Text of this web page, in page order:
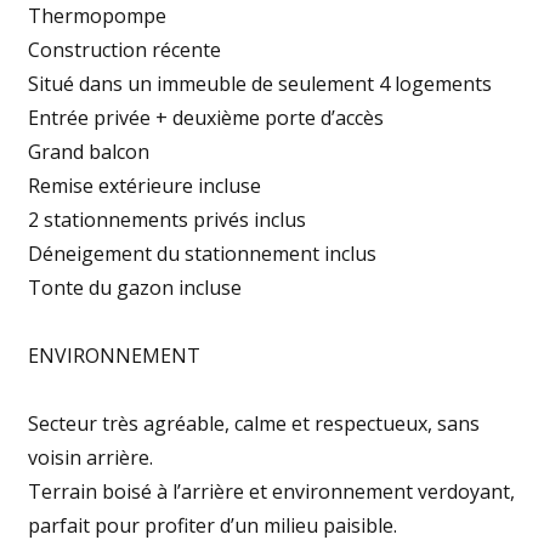
Thermopompe
Construction récente
Situé dans un immeuble de seulement 4 logements
Entrée privée + deuxième porte d’accès
Grand balcon
Remise extérieure incluse
2 stationnements privés inclus
Déneigement du stationnement inclus
Tonte du gazon incluse
ENVIRONNEMENT
Secteur très agréable, calme et respectueux, sans
voisin arrière.
Terrain boisé à l’arrière et environnement verdoyant,
parfait pour profiter d’un milieu paisible.